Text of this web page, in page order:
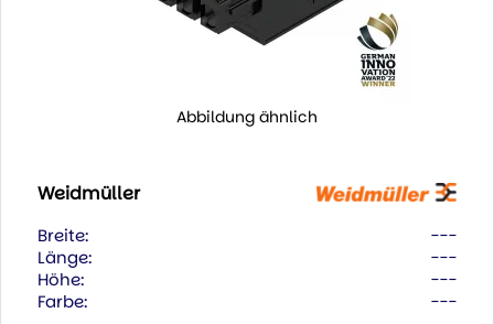
Abbildung ähnlich
Weidmüller
Breite:
---
Länge:
---
Höhe:
---
Farbe:
---